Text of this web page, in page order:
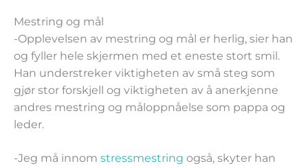
Mestring og mål
-Opplevelsen av mestring og mål er herlig, sier han
og fyller hele skjermen med et eneste stort smil.
Han understreker viktigheten av små steg som
gjør stor forskjell og viktigheten av å anerkjenne
andres mestring og måloppnåelse som pappa og
leder.
-Jeg må innom stressmestring også, skyter han